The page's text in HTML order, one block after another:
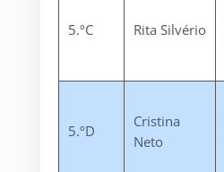
5.ºC Rita Silvério
5.ºD
Cristina
Neto